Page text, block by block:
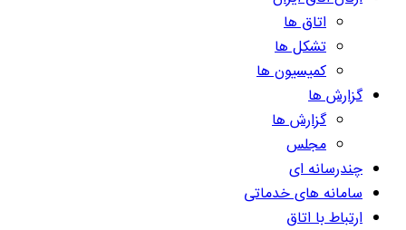
اتاق ها
تشکل ها
کمیسیون ها
گزارش ها
گزارش ها
مجلس
چندرسانه ای
سامانه های خدماتی
ارتباط با اتاق